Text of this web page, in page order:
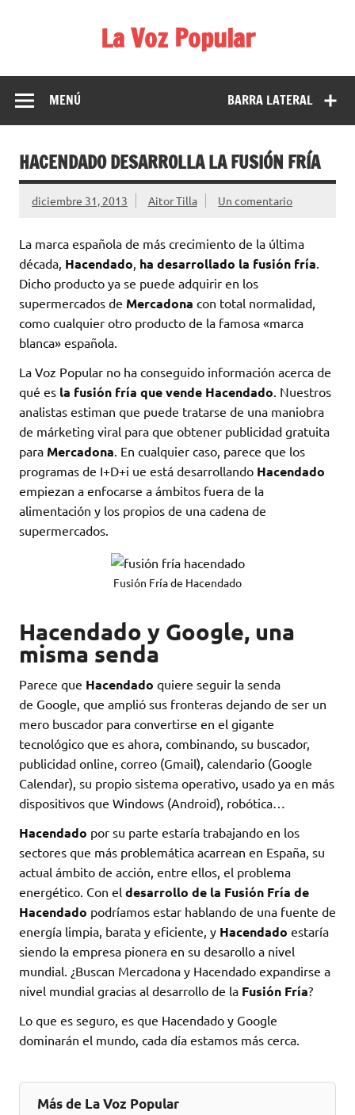
La Voz Popular
para reírse de las verdaderas.
BARRA LATERAL
MENÚ
HACENDADO DESARROLLA LA FUSIÓN FRÍA
diciembre 31, 2013 Aitor Tilla Un comentario
La marca española de más crecimiento de la última
década, Hacendado, ha desarrollado la fusión fría.
Dicho producto ya se puede adquirir en los
supermercados de Mercadona con total normalidad,
como cualquier otro producto de la famosa «marca
blanca» española.
La Voz Popular no ha conseguido información acerca de
qué es la fusión fría que vende Hacendado. Nuestros
analistas estiman que puede tratarse de una maniobra
de márketing viral para que obtener publicidad gratuita
para Mercadona. En cualquier caso, parece que los
programas de I+D+i ue está desarrollando Hacendado
empiezan a enfocarse a ámbitos fuera de la
alimentación y los propios de una cadena de
supermercados.
Fusión Fría de Hacendado
Hacendado y Google, una
misma senda
Parece que Hacendado quiere seguir la senda
de Google, que amplió sus fronteras dejando de ser un
mero buscador para convertirse en el gigante
tecnológico que es ahora, combinando, su buscador,
publicidad online, correo (Gmail), calendario (Google
Calendar), su propio sistema operativo, usado ya en más
dispositivos que Windows (Android), robótica…
Hacendado por su parte estaría trabajando en los
sectores que más problemática acarrean en España, su
actual ámbito de acción, entre ellos, el problema
energético. Con el desarrollo de la Fusión Fría de
Hacendado podríamos estar hablando de una fuente de
energía limpia, barata y eficiente, y Hacendado estaría
siendo la empresa pionera en su desarollo a nivel
mundial. ¿Buscan Mercadona y Hacendado expandirse a
nivel mundial gracias al desarrollo de la Fusión Fría?
Lo que es seguro, es que Hacendado y Google
dominarán el mundo, cada día estamos más cerca.
Más de La Voz Popular